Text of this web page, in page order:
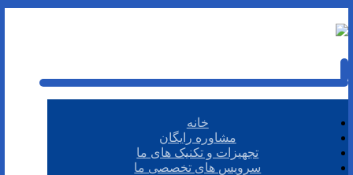
خانه
مشاوره رایگان
تجهیزات و تکنیک های ما
سرویس های تخصصی ما